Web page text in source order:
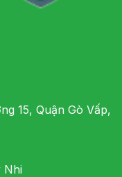
15, Quận Gò Vấp,
Nhi